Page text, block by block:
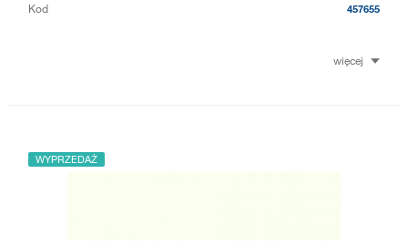
Kod 457655
więcej
WYPRZEDAŻ